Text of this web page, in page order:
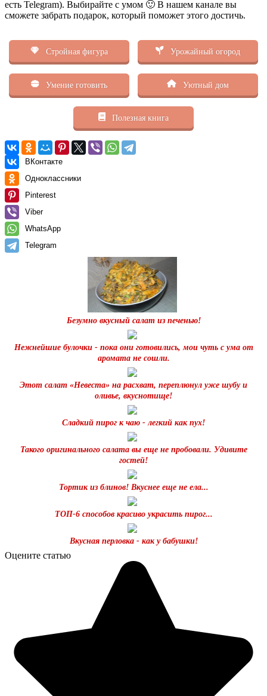
есть Telegram). Выбирайте с умом 🙂 В нашем канале вы
сможете забрать подарок, который поможет этого достичь.
Стройная фигура Урожайный огород
Умение готовить Уютный дом
Полезная книга
ВКонтакте
Одноклассники
Pinterest
Viber
WhatsApp
Telegram
Безумно вкусный салат из печенью!
Нежнейшие булочки - пока они готовились, мои чуть с ума от
аромата не сошли.
Этот салат «Невестa» на расхват, переплюнул уже шубу и
oливье, вкуснотище!
Сладкий пирог к чаю - легкий как пух!
Такого оригинального салата вы еще не пробовали. Удивите
гостей!
Тортик из блинов! Вкуснее еще не ела...
ТОП-6 способов красиво украсить пирог...
Вкусная перловка - как у бабушки!
Оцените статью